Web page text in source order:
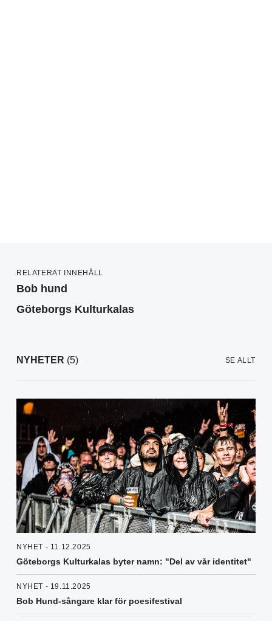
RELATERAT INNEHÅLL
Bob hund
Göteborgs Kulturkalas
NYHETER (5) SE ALLT
NYHET - 11.12.2025
Göteborgs Kulturkalas byter namn: "Del av vår identitet"
NYHET - 19.11.2025
Bob Hund-sångare klar för poesifestival